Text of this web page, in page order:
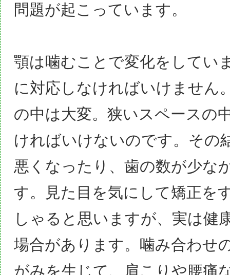
問題が起こっています。
顎は噛むことで変化をしてい
に対応しなければいけません
の中は大変。狭いスペースの
ければいけないのです。その
悪くなったり、歯の数が少な
す。見た目を気にして矯正を
しゃると思いますが、実は健
場合があります。噛み合わせ
がみを生じて、肩こりや腰痛